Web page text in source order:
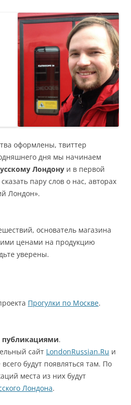
оформлены, твиттер
дня мы начинаем
Лондону и в первой
пару слов о нас, авторах
Лондон».
основатель магазина
ценами на продукцию
уверены.
Прогулки по Москве.
публикациями.
сайт LondonRussian.Ru и
будут появляться там. По
места из них будут
Лондона.